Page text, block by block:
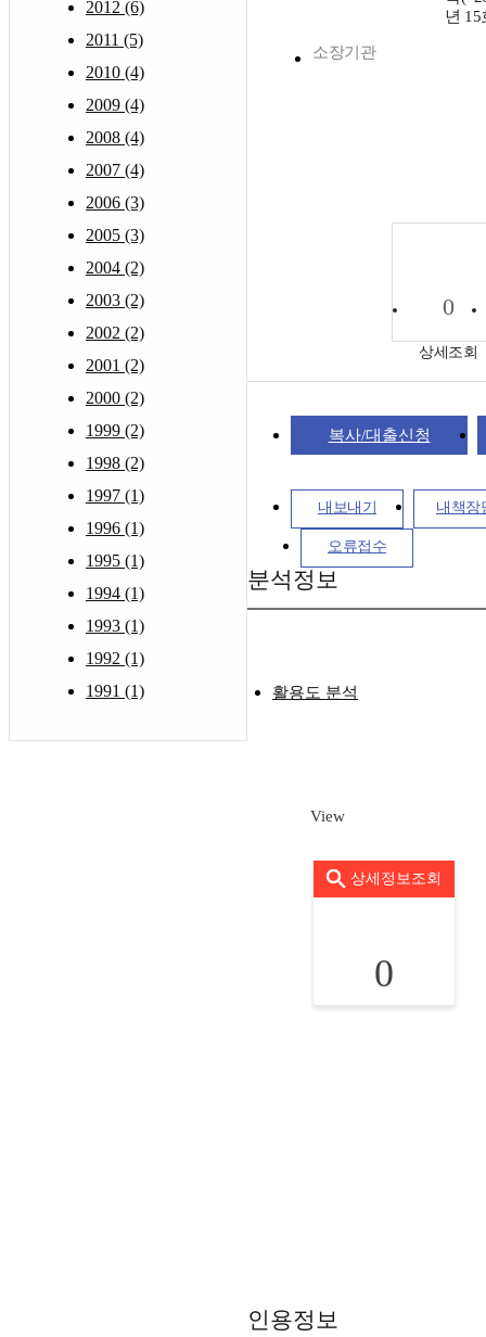
2012 (6)
2011 (5)
2010 (4)
2009 (4)
2008 (4)
2007 (4)
2006 (3)
2005 (3)
2004 (2)
2003 (2)
2002 (2)
2001 (2)
2000 (2)
1999 (2)
1998 (2)
1997 (1)
1996 (1)
1995 (1)
1994 (1)
1993 (1)
1992 (1)
1991 (1)
년 15
소장기관
0
상세조회
복사/대출신청
내보내기 내책장
오류접수
분석정보
활용도 분석
View
상세정보조회
0
인용정보